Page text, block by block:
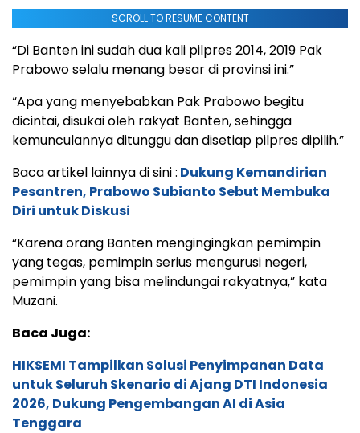
SCROLL TO RESUME CONTENT
“Di Banten ini sudah dua kali pilpres 2014, 2019 Pak
Prabowo selalu menang besar di provinsi ini.”
“Apa yang menyebabkan Pak Prabowo begitu
dicintai, disukai oleh rakyat Banten, sehingga
kemunculannya ditunggu dan disetiap pilpres dipilih.”
Baca artikel lainnya di sini : Dukung Kemandirian
Pesantren, Prabowo Subianto Sebut Membuka
Diri untuk Diskusi
“Karena orang Banten mengingingkan pemimpin
yang tegas, pemimpin serius mengurusi negeri,
pemimpin yang bisa melindungai rakyatnya,” kata
Muzani.
Baca Juga:
HIKSEMI Tampilkan Solusi Penyimpanan Data
untuk Seluruh Skenario di Ajang DTI Indonesia
2026, Dukung Pengembangan AI di Asia
Tenggara